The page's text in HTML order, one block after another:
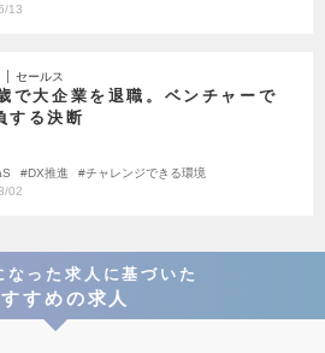
13
│ セールス
で大企業を退職。ベンチャーで
する決断
DX推進
チャレンジできる環境
02
なった求人に基づいた
すめの求人